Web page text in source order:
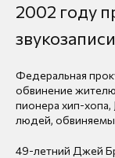
2002 году
Федеральная
обвинение жителю
пионера хип-хопа,
людей,
49-летний Джей